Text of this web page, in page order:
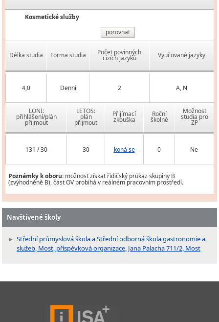
Kosmetické služby
porovnat
Délka studia Forma studia Počet povinných
cizích jazyků Vyučované jazyky
4,0 Denní 2 A, N
LONI:
přihlášení/plán
přijmout
LETOS:
plán
přijmout
Přijímací
zkouška
Roční
školné
Možnost
studia pro
ZP
131 / 30 30 koná se 0 Ne
Poznámky k oboru: možnost získat řidičský průkaz skupiny B
(zvýhodněně B), část OV probíhá v reálném pracovním prostředí.
Navštívené školy
Střední průmyslová škola a Střední odborná škola gastronomie a
služeb, Most, příspěvková organizace, Jana Palacha 711/2, Most